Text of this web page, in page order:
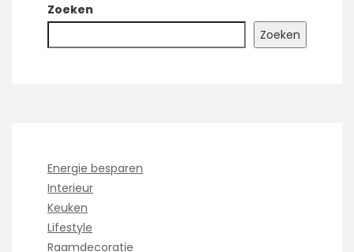
Zoeken
Zoeken
Energie besparen
Interieur
Keuken
Lifestyle
Raamdecoratie